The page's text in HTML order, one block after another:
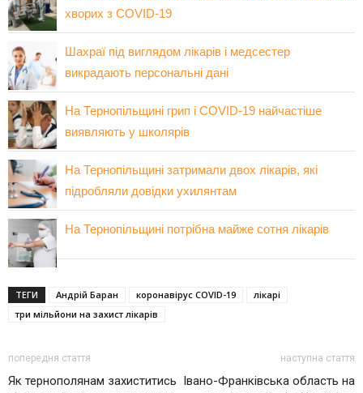
хворих з COVID-19
Шахраї під виглядом лікарів і медсестер
викрадають персональні дані
На Тернопільщині грип і COVID-19 найчастіше
виявляють у школярів
На Тернопільщині затримали двох лікарів, які
підробляли довідки ухилянтам
На Тернопільщині потрібна майже сотня лікарів
ТЕГИ Андрій Баран коронавірус COVID-19
лікарі
три мільйони на захист лікарів
попередня стаття
Як тернополянам захиститись
наступна стаття
Івано-Франківська область на